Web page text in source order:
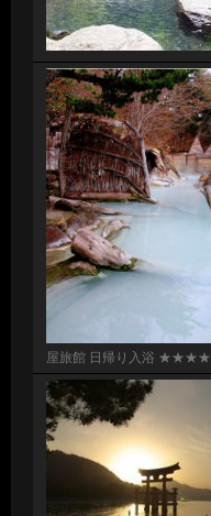
屋旅館 日帰り入浴 ★★★★